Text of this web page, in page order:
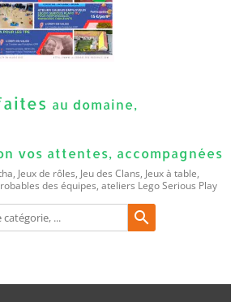
au domaine,
vos attentes, accompagnées
Jeux de rôles, Jeu des Clans, Jeux à table,
des équipes, ateliers Lego Serious Play
search